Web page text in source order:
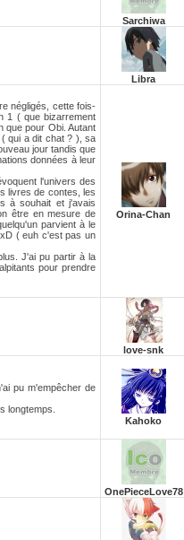
Sarchiwa
Libra
négligés, cette fois-
1 ( que bizarrement
que pour Obi. Autant
qui a dit chat ? ), sa
jour tandis que
données à leur
l'univers des
livres de contes, les
à souhait et j'avais
être en mesure de
parvient à le
( euh c'est pas un
J'ai pu partir à la
pour prendre
Orina-Chan
love-snk
pu m'empêcher de
longtemps.
Kahoko
OnePieceLove78